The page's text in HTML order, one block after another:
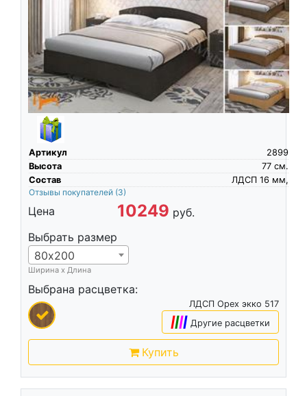
Артикул
2899
Высота
см.
77
Состав
ЛДСП 16 мм,
Отзывы покупателей (3)
Цена 10249 руб.
Выбрать размер
80х200
Ширина х Длина
Выбрана расцветка:
ЛДСП Орех экко 517
|||| Другие расцветки
Купить